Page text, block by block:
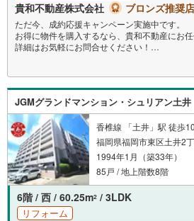
貴和不動産株式会社 ブロンズ推奨店
ただ今、成約応援キャンペーン実施中です。
お得に物件を購入するなら、貴和不動産にお任
詳細はお気軽にお問合せください！
【 西福岡マリナタウンイーストコート2号
当日のご案内ご相談可能です！
お電話よりお問い合わせの際は
「Yahoo！不動産を見た」 とお伝え下さい
<資料をもらう><室内・現地を見学する>ボタン
ご予約いただくとスムーズに見学のご案内でき
■新規内装リノベーションで生まれ変わった室内
■105.68平米の広々とした4LDKタイプ
■敷地内駐車場の確保も可能です
■玄関に広さのあるトランクルームあり
■閑静な愛宕浜エリアに立地しています
JGMグランドマンション・シュリアン土井
香椎線 「土井」駅 徒歩
福岡県福岡市東区土井2
1994年1月（築33年）
85戸 / 地上階数8階
6階 / 西 / 60.25m2 / 3LDK
リフォーム